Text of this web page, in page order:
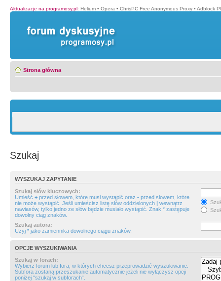
Aktualizacje na programosy.pl: Helium • Opera • ChrisPC Free Anonymous Proxy • Adblock
Strona główna
Szukaj
WYSZUKAJ ZAPYTANIE
Szukaj słów kluczowych:
Umieść + przed słowem, które musi wystąpić oraz - przed słowem, które
nie może wystąpić. Jeśli umieścisz listę słów oddzielonych | wewnątrz
nawiasów, tylko jedno ze słów będzie musiało wystąpić. Znak * zastępuje
dowolny ciąg znaków.
Szukaj autora:
Użyj * jako zamiennika dowolnego ciągu znaków.
OPCJE WYSZUKIWANIA
Szukaj w forach:
Wybierz forum lub fora, w których chcesz przeprowadzić wyszukiwanie.
Subfora zostaną przeszukanie automatycznie jeżeli nie wyłączysz opcji
poniżej “szukaj w subforach“.